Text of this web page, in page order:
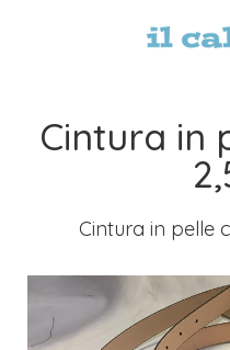
Cintura in
Cintura in pelle